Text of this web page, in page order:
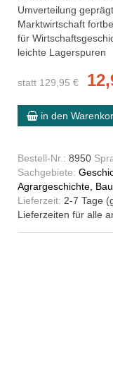
Umverteilung
Marktwirtschaft
für
leichte Lagerspuren
statt 129,95 €
in den
Bestell-Nr.: 8950
Sachgebiete:
Agrargeschichte,
Lieferzeit: 2-7 Tage
Lieferzeiten für alle